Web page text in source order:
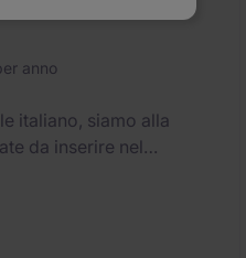
anno
italiano, siamo alla
da inserire nel